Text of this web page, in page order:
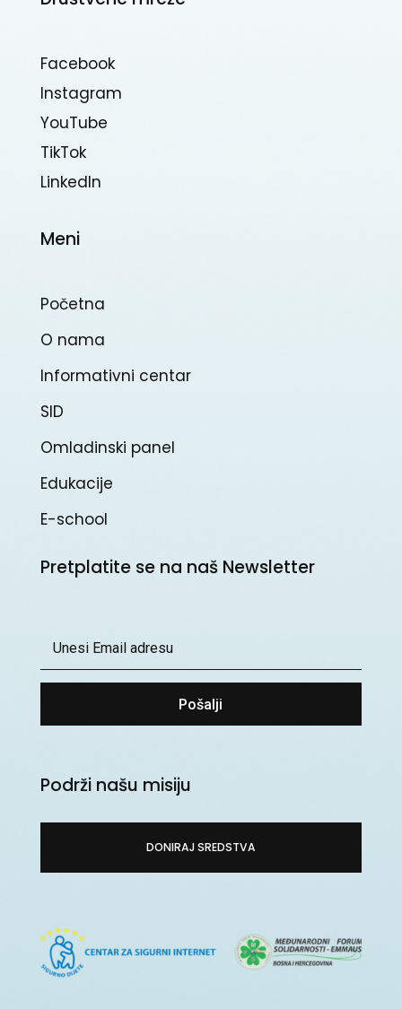
Facebook
Instagram
YouTube
TikTok
Linkedln
Meni
Početna
O nama
Informativni centar
SID
Omladinski panel
Edukacije
E-school
Pretplatite se na naš Newsletter
Pošalji
Podrži našu misiju
DONIRAJ SREDSTVA